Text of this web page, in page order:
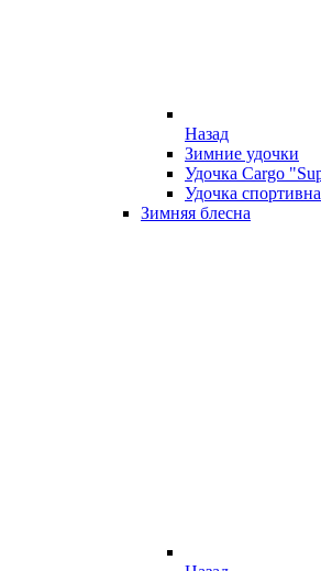
Назад
Зимние удочки
Удочка Cargo
Удочка
Зимняя блесна